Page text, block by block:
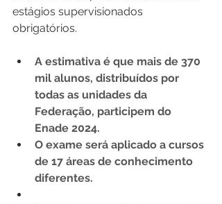
estágios supervisionados
obrigatórios.
A estimativa é que mais de 370
mil alunos, distribuídos por
todas as unidades da
Federação, participem do
Enade 2024.
O exame será aplicado a cursos
de 17 áreas de conhecimento
diferentes.